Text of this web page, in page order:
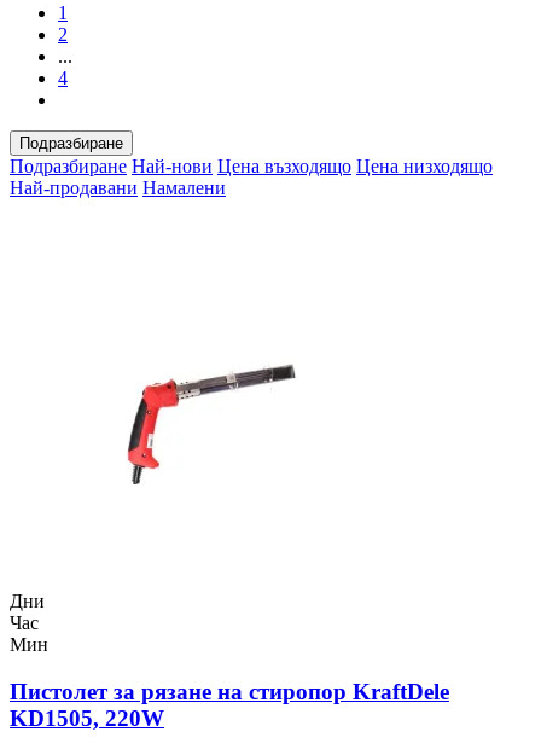
1
2
...
4
Подразбиране
Подразбиране Най-нови Цена възходящо Цена низходящо
Най-продавани Намалени
Дни
Час
Мин
Пистолет за рязане на стиропор KraftDele
KD1505, 220W